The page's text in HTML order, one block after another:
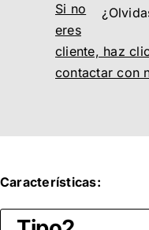
Si no
eres
cliente, haz
contactar con
Características: